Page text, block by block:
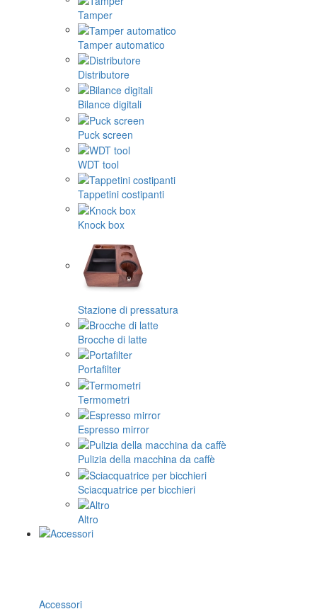
Tamper
Tamper automatico
Distributore
Bilance digitali
Puck screen
WDT tool
Tappetini costipanti
Knock box
Stazione di pressatura
Brocche di latte
Portafilter
Termometri
Espresso mirror
Pulizia della macchina da caffè
Sciacquatrice per bicchieri
Altro
Accessori